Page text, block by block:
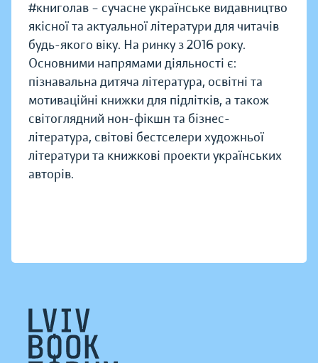
#книголав – сучасне українське видавництво
якісної та актуальної літератури для читачів
будь-якого віку. На ринку з 2016 року.
Основними напрямами діяльності є:
пізнавальна дитяча література, освітні та
мотиваційні книжки для підлітків, а також
світоглядний нон-фікшн та бізнес-
література, світові бестселери художньої
літератури та книжкові проекти українських
авторів.